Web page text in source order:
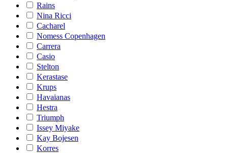
Rains
Nina Ricci
Cacharel
Nomess Copenhagen
Carrera
Casio
Stelton
Kerastase
Krups
Havaianas
Hestra
Triumph
Issey Miyake
Kay Bojesen
Korres